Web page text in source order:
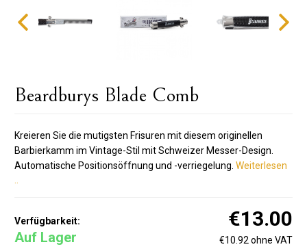
Beardburys Blade Comb
Kreieren Sie die mutigsten Frisuren mit diesem originellen
Barbierkamm im Vintage-Stil mit Schweizer Messer-Design.
Automatische Positionsöffnung und -verriegelung. Weiterlesen
Verfügbarkeit:
Auf Lager
€13.00
€10.92 ohne VAT